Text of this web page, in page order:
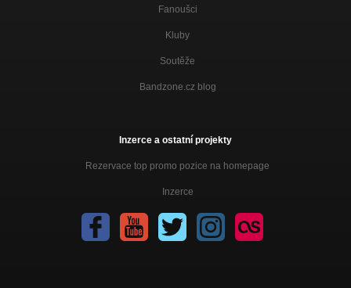
Fanoušci
Kluby
Soutěže
Bandzone.cz blog
Inzerce a ostatní projekty
Rezervace top promo pozice na homepage
Inzerce